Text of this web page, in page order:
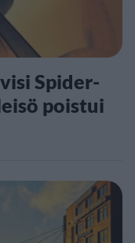
Spider-
poistui